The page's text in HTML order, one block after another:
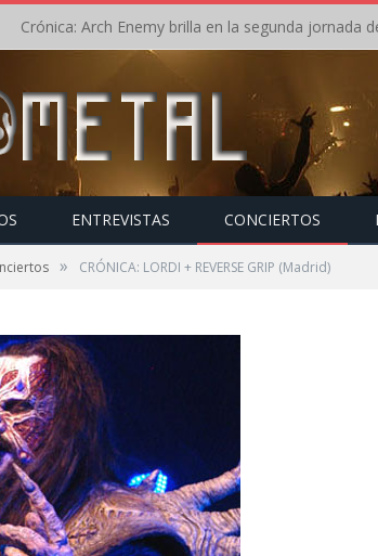
ENTREVISTAS CONCIERTOS
» CRÓNICA: LORDI + REVERSE GRIP (Madrid)